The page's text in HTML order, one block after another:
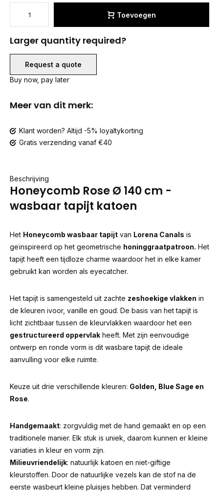
Toevoegen
Larger quantity required?
Request a quote
Buy now, pay later
Meer van dit merk:
Klant worden? Altijd -5% loyaltykorting
Gratis verzending vanaf €40
Beschrijving
Honeycomb Rose Ø 140 cm -
wasbaar tapijt katoen
Het Honeycomb wasbaar tapijt van Lorena Canals is
geïnspireerd op het geometrische honinggraatpatroon. Het
tapijt heeft een tijdloze charme waardoor het in elke kamer
gebruikt kan worden als eyecatcher.
Het tapijt is samengesteld uit zachte zeshoekige vlakken in
de kleuren ivoor, vanille en goud. De basis van het tapijt is
licht zichtbaar tussen de kleurvlakken waardoor het een
gestructureerd oppervlak heeft. Met zijn eenvoudige
ontwerp en ronde vorm is dit wasbare tapijt de ideale
aanvulling voor elke ruimte.
Keuze uit drie verschillende kleuren: Golden, Blue Sage en
Rose.
Handgemaakt: zorgvuldig met de hand gemaakt en op een
traditionele manier. Elk stuk is uniek, daarom kunnen er kleine
variaties in kleur en vorm zijn.
Milieuvriendelijk: natuurlijk katoen en niet-giftige
kleurstoffen. Door de natuurlijke vezels kan de stof na de
eerste wasbeurt kleine pluisjes hebben. Dat verminderd